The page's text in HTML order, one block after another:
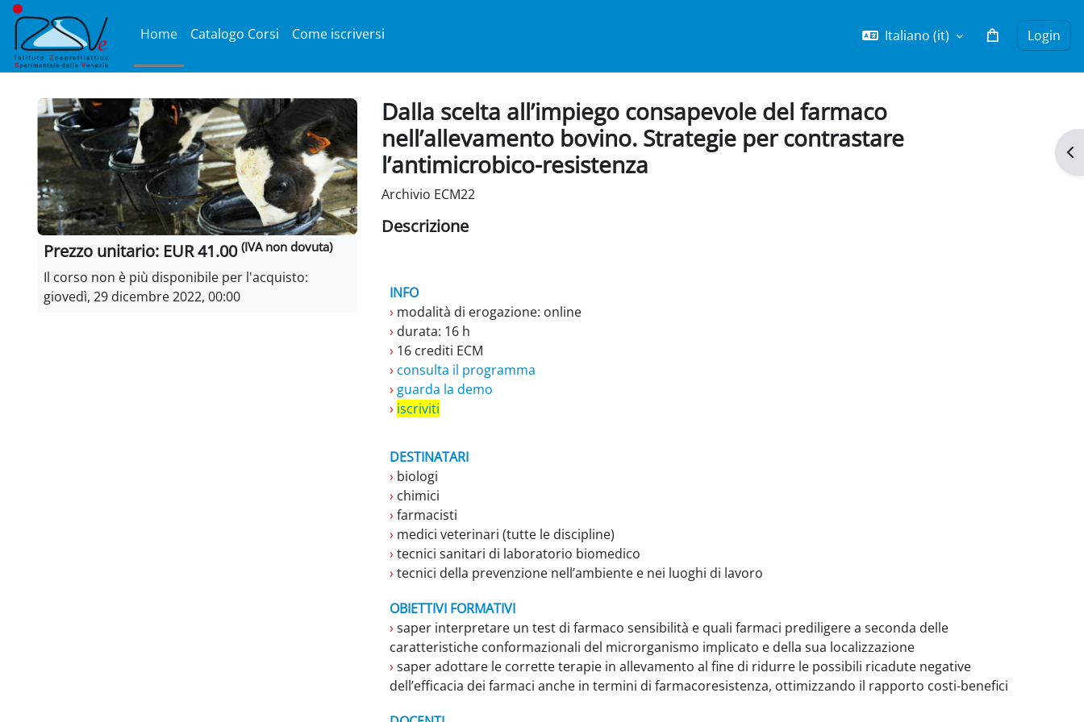
Vai al contenuto principale
Home
Catalogo Corsi Come iscriversi Italiano ‎(it)‎ Login
Blocchi
Prezzo unitario: EUR 41.00 (IVA non dovuta)
Il corso non è più disponibile per l'acquisto:
giovedì, 29 dicembre 2022, 00:00
Dalla scelta all’impiego consapevole del farmaco
nell’allevamento bovino. Strategie per contrastare
l’antimicrobico-resistenza
Archivio ECM22
Descrizione
INFO
› modalità di erogazione: online
› durata: 16 h
› 16 crediti ECM
› consulta il programma
› guarda la demo
› iscriviti
DESTINATARI
› biologi
› chimici
› farmacisti
› medici veterinari (tutte le discipline)
› tecnici sanitari di laboratorio biomedico
› tecnici della prevenzione nell’ambiente e nei luoghi di lavoro
OBIETTIVI FORMATIVI
› saper interpretare un test di farmaco sensibilità e quali farmaci prediligere a seconda delle
caratteristiche conformazionali del microrganismo implicato e della sua localizzazione
› saper adottare le corrette terapie in allevamento al fine di ridurre le possibili ricadute negative
dell’efficacia dei farmaci anche in termini di farmacoresistenza, ottimizzando il rapporto costi-benefici